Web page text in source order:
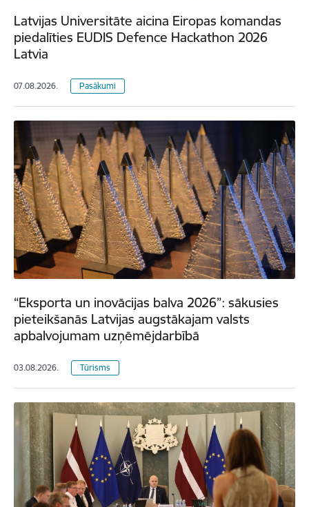
Latvijas Universitāte aicina Eiropas komandas
piedalīties EUDIS Defence Hackathon 2026
Latvia
07.08.2026. Pasākumi
“Eksporta un inovācijas balva 2026”: sākusies
pieteikšanās Latvijas augstākajam valsts
apbalvojumam uzņēmējdarbībā
03.08.2026. Tūrisms